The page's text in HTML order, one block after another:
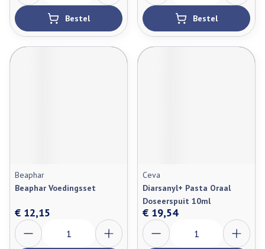
Bestel Bestel
Beaphar
Beaphar Voedingsset
€ 12,15
Aantal
Ceva
Diarsanyl+ Pasta Oraal
Doseerspuit 10ml
€ 19,54
Aantal